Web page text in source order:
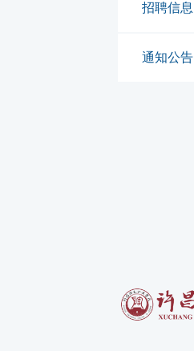
招聘信息
通知公告